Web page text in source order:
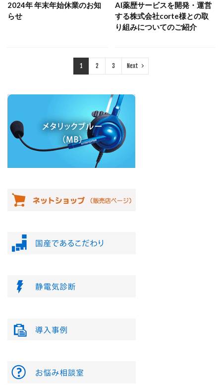
2024年 年末年始休業のお知
らせ
AI薬歴サービスを開発・運営
する株式会社corte様との取
り組みについてのご紹介
1 2 3 Next